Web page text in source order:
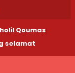
Qoumas
selamat